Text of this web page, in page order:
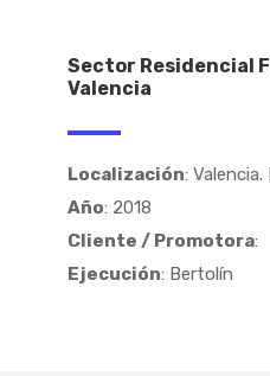
Sector Residencial
Valencia
Localización: Valencia.
Año: 2018
Cliente / Promotora:
Ejecución: Bertolín